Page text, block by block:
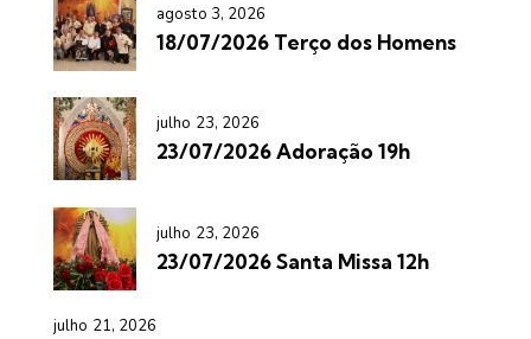
agosto 3, 2026
18/07/2026 Terço dos Homens
julho 23, 2026
23/07/2026 Adoração 19h
julho 23, 2026
23/07/2026 Santa Missa 12h
julho 21, 2026